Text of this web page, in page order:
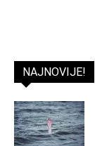
NAJNOVIJE!